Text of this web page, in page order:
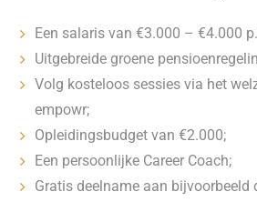
Een salaris van €3.000 – €4.000
Uitgebreide groene
Volg kosteloos sessies via het
empowr;
Opleidingsbudget van €2.000;
Een persoonlijke Career Coach;
Gratis deelname aan bijvoorbeeld